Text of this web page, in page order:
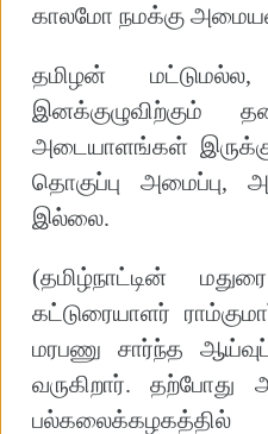
காலமோ நமக்கு
தமிழன்
இனக்குழுவிற்கும்
அடையாளங்கள்
தொகுப்பு அமைப்பு,
இல்லை.
(தமிழ்நாட்டின்
கட்டுரையாளர்
மரபணு சார்ந்த
வருகிறார். தற்போது